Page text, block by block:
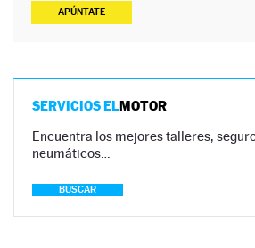
APÚNTATE
SERVICIOS ELMOTOR
Encuentra los mejores talleres,
neumáticos…
BUSCAR